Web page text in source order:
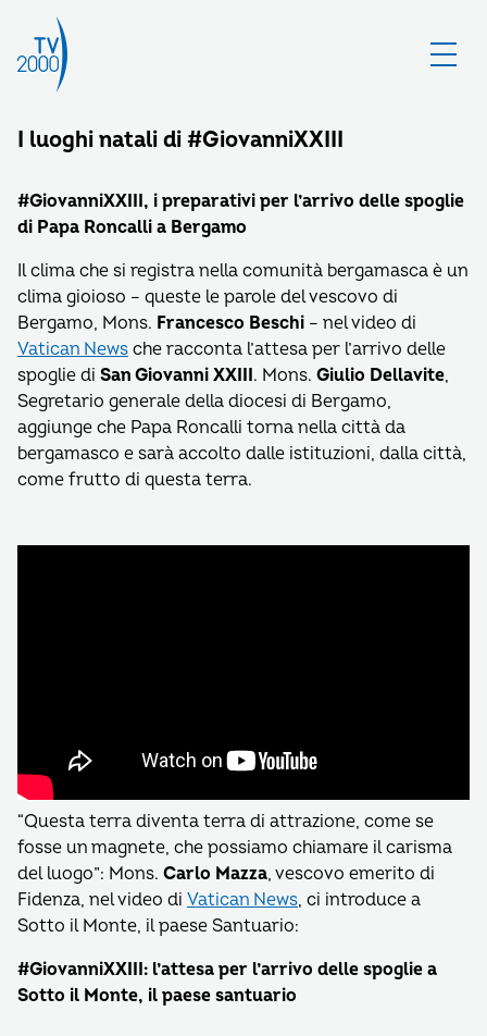
I luoghi natali di #GiovanniXXIII
#GiovanniXXIII, i preparativi per l’arrivo delle spoglie
di Papa Roncalli a Bergamo
Il clima che si registra nella comunità bergamasca è un
clima gioioso – queste le parole del vescovo di
Bergamo, Mons. Francesco Beschi – nel video di
Vatican News che racconta l’attesa per l’arrivo delle
spoglie di San Giovanni XXIII. Mons. Giulio Dellavite,
Segretario generale della diocesi di Bergamo,
aggiunge che Papa Roncalli torna nella città da
bergamasco e sarà accolto dalle istituzioni, dalla città,
come frutto di questa terra.
“Questa terra diventa terra di attrazione, come se
fosse un magnete, che possiamo chiamare il carisma
del luogo”: Mons. Carlo Mazza, vescovo emerito di
Fidenza, nel video di Vatican News, ci introduce a
Sotto il Monte, il paese Santuario:
#GiovanniXXIII: l’attesa per l’arrivo delle spoglie a
Sotto il Monte, il paese santuario